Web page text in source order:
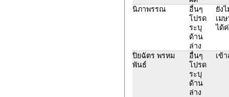
นิภาพรรณ
อื่นๆ
โปรด
ระบุ
ด้าน
ล่าง
ยัง
เม
ได้
ปิยฉัตร พรหม
พันธ์
อื่นๆ
โปรด
ระบุ
ด้าน
ล่าง
เข้